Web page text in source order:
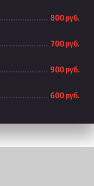
800 руб.
700 руб.
900 руб.
600 руб.